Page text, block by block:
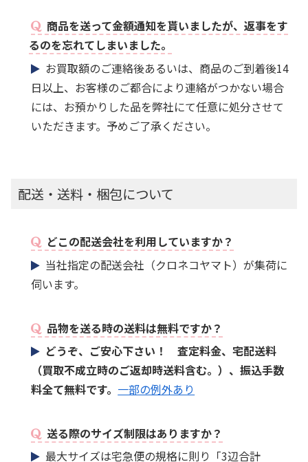
商品を送って金額通知を貰いましたが、返事をす
るのを忘れてしまいました。
お買取額のご連絡後あるいは、商品のご到着後14
日以上、お客様のご都合により連絡がつかない場合
には、お預かりした品を弊社にて任意に処分させて
いただきます。予めご了承ください。
配送・送料・梱包について
どこの配送会社を利用していますか？
当社指定の配送会社（クロネコヤマト）が集荷に
伺います。
品物を送る時の送料は無料ですか？
どうぞ、ご安心下さい！ 査定料金、宅配送料
（買取不成立時のご返却時送料含む。）、振込手数
料全て無料です。 一部の例外あり
送る際のサイズ制限はありますか？
最大サイズは宅急便の規格に則り「3辺合計